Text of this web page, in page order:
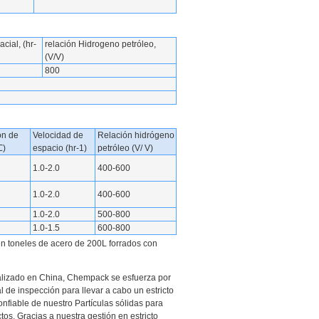
(hr-
relación Hidrogeno petróleo,
(V/V)
800
de
Velocidad de
espacio (hr-1)
Relación hidrógeno
petróleo (V/ V)
1.0-2.0
400-600
1.0-2.0
400-600
1.0-2.0
500-800
1.0-1.5
600-800
toneles de acero de 200L forrados con
en China, Chempack se esfuerza por
inspección para llevar a cabo un estricto
de nuestro Partículas sólidas para
Gracias a nuestra gestión en estricto